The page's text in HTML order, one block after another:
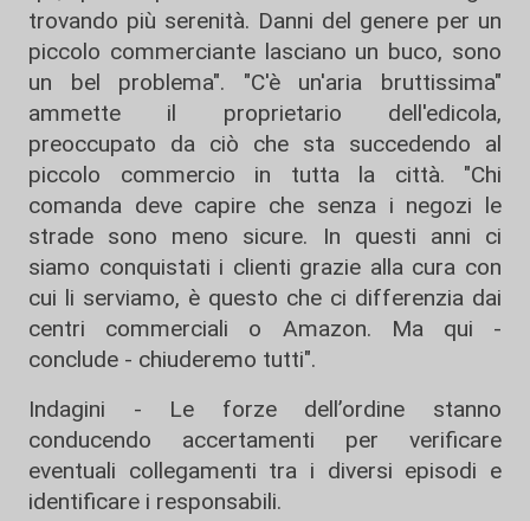
trovando più serenità. Danni del genere per un
piccolo commerciante lasciano un buco, sono
un bel problema". "C'è un'aria bruttissima"
ammette il proprietario dell'edicola,
preoccupato da ciò che sta succedendo al
piccolo commercio in tutta la città. "Chi
comanda deve capire che senza i negozi le
strade sono meno sicure. In questi anni ci
siamo conquistati i clienti grazie alla cura con
cui li serviamo, è questo che ci differenzia dai
centri commerciali o Amazon. Ma qui -
conclude - chiuderemo tutti".
Indagini - Le forze dell’ordine stanno
conducendo accertamenti per verificare
eventuali collegamenti tra i diversi episodi e
identificare i responsabili.